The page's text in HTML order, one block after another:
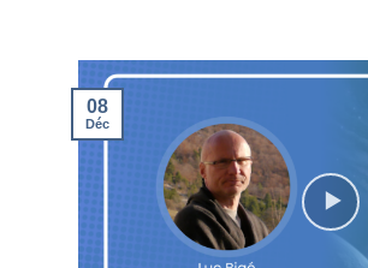
08
Déc